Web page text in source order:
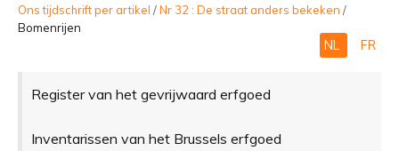
BELEVEN
Ons tijdschrift per artikel /Nr 32 : De straat anders bekeken /
Bomenrijen
NL FR
Register van het gevrijwaard erfgoed
Inventarissen van het Brussels erfgoed